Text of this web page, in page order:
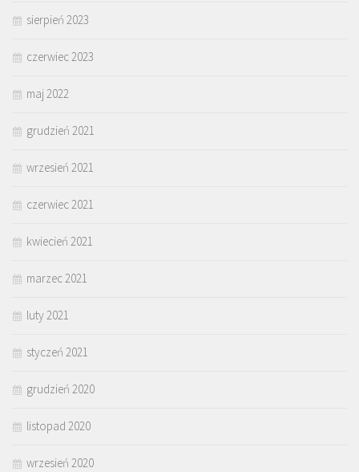
sierpień 2023
czerwiec 2023
maj 2022
grudzień 2021
wrzesień 2021
czerwiec 2021
kwiecień 2021
marzec 2021
luty 2021
styczeń 2021
grudzień 2020
listopad 2020
wrzesień 2020